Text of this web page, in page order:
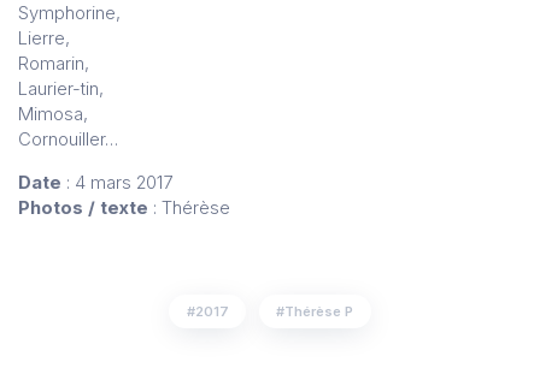
Symphorine,
Lierre,
Romarin,
Laurier-tin,
Mimosa,
Cornouiller…
Date : 4 mars 2017
Photos / texte : Thérèse
2017 Thérèse P